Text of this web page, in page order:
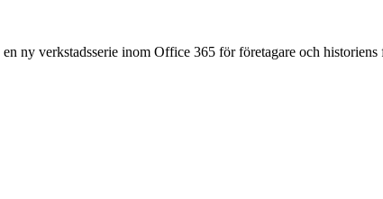
ny verkstadsserie inom Office 365 för företagare och